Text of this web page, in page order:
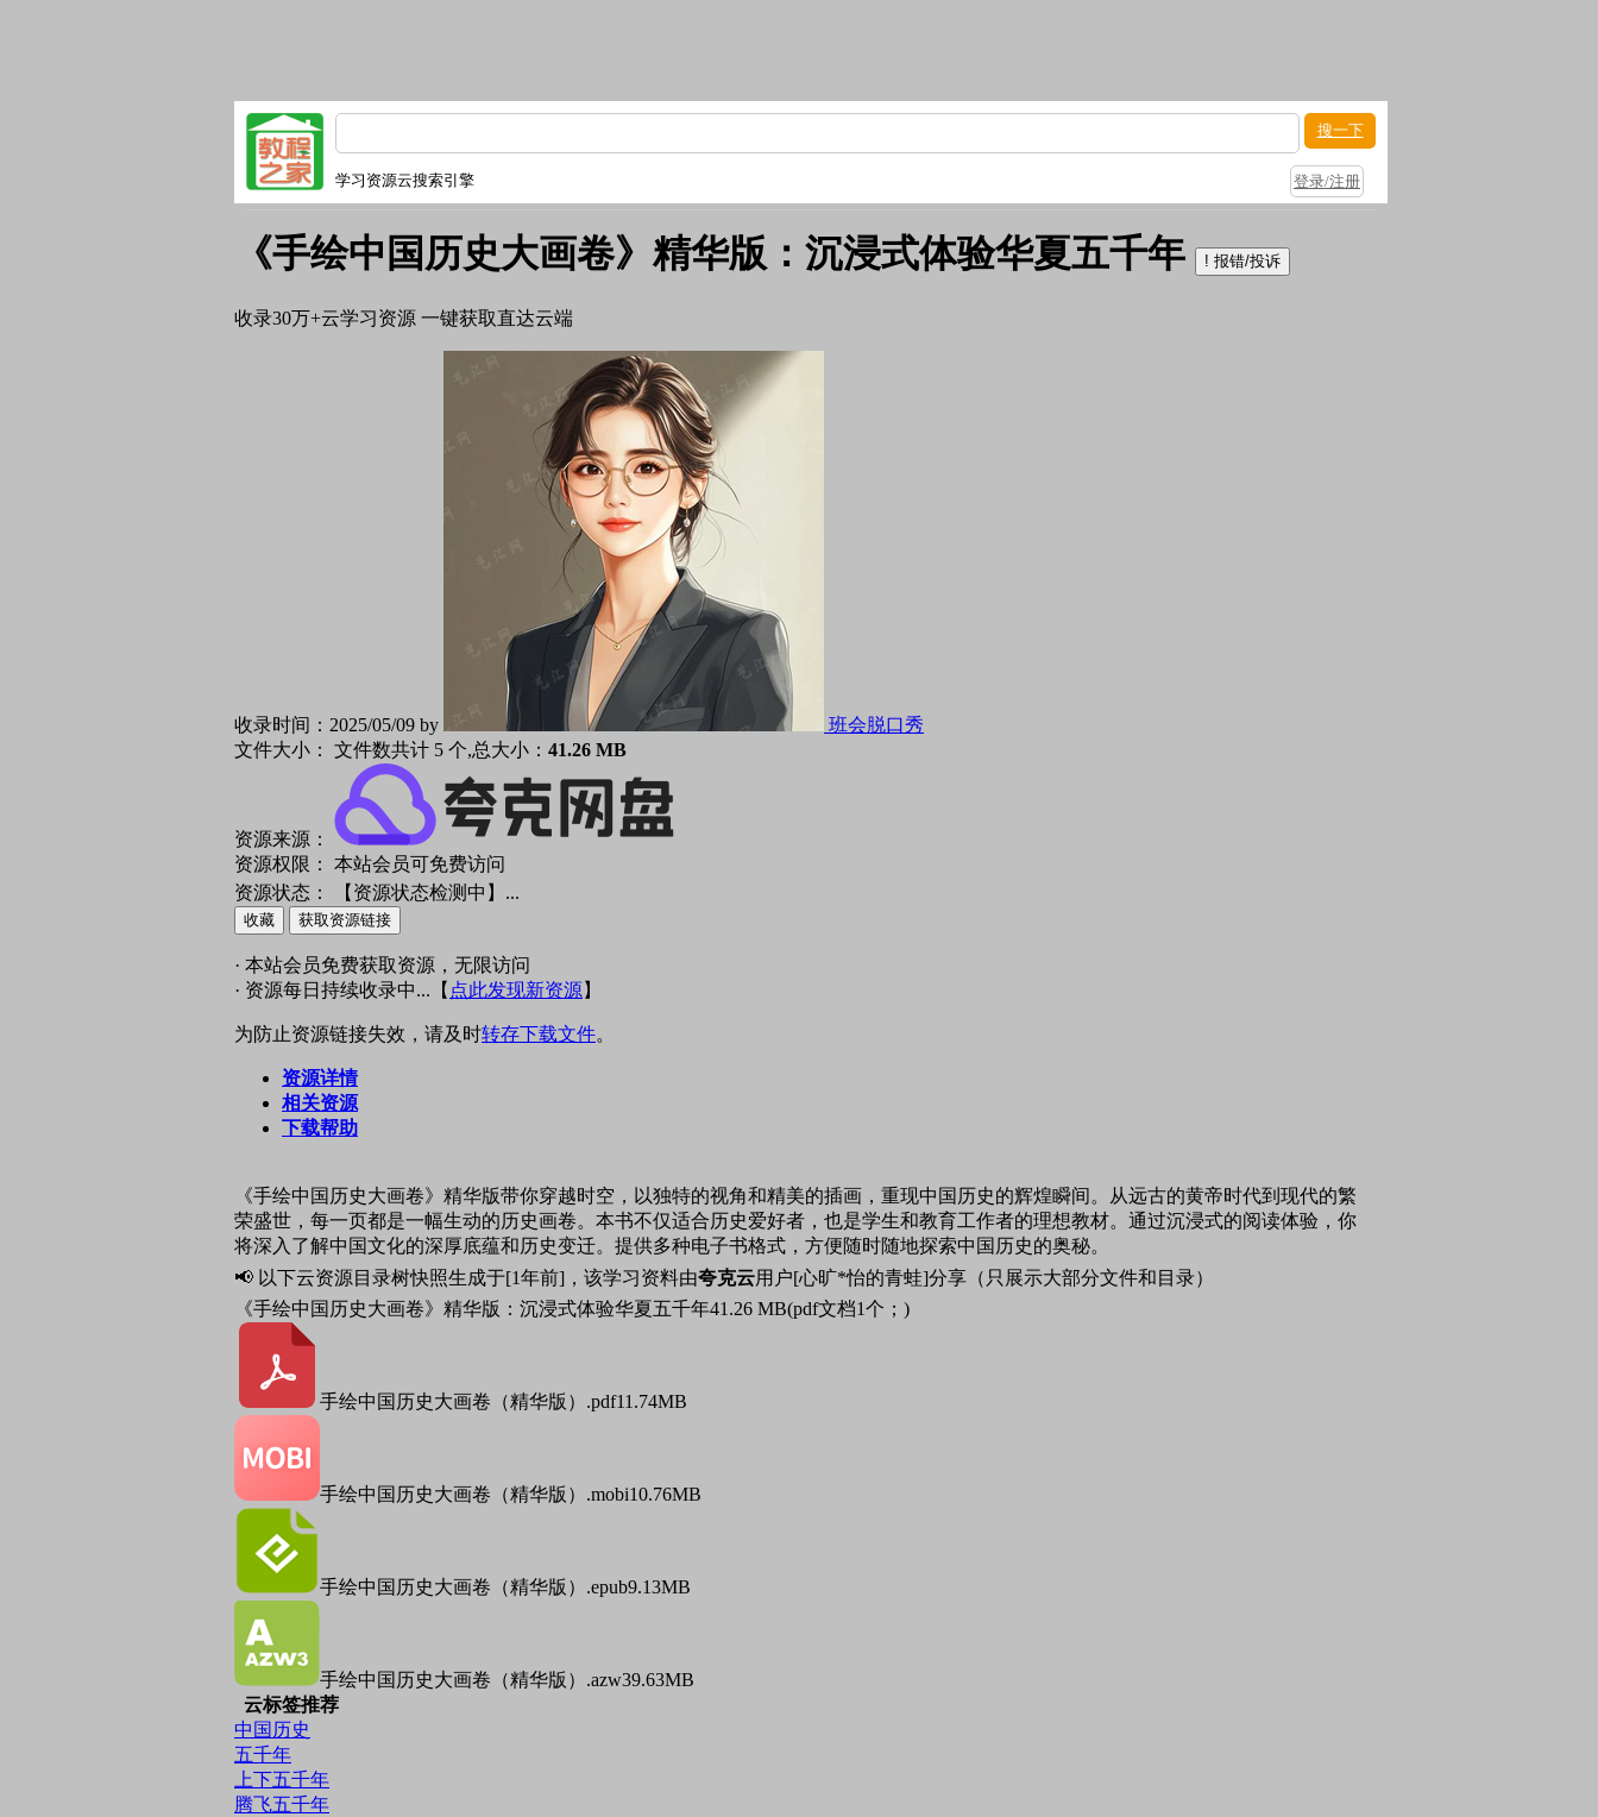
搜一下
学习资源云搜索引擎 登录/注册
《手绘中国历史大画卷》精华版：沉浸式体验华夏五千年 ! 报错/投诉
收录30万+云学习资源 一键获取直达云端
收录时间： 2025/05/09 by
班会脱口秀
文件大小：
文件数共计 5 个,总大小： 41.26 MB
资源来源：
资源权限：
本站会员可免费访问
资源状态：
【资源状态检测中】 ...
收藏 获取资源链接
· 本站会员免费获取资源，无限访问
· 资源每日持续收录中...【 点此发现新资源】
为防止资源链接失效，请及时转存下载文件。
资源详情
相关资源
下载帮助
《手绘中国历史大画卷》精华版带你穿越时空，以独特的视角和精美的插画，重现中国历史的辉煌瞬间。从远古的黄帝时代到现代的繁
荣盛世，每一页都是一幅生动的历史画卷。本书不仅适合历史爱好者，也是学生和教育工作者的理想教材。通过沉浸式的阅读体验，你
将深入了解中国文化的深厚底蕴和历史变迁。提供多种电子书格式，方便随时随地探索中国历史的奥秘。
📢 以下云资源目录树快照生成于[1年前]，该学习资料由夸克云用户[心旷*怡的青蛙]分享（只展示大部分文件和目录）
《手绘中国历史大画卷》精华版：沉浸式体验华夏五千年41.26 MB(pdf文档1个；)
手绘中国历史大画卷（精华版）.pdf11.74MB
手绘中国历史大画卷（精华版）.mobi10.76MB
手绘中国历史大画卷（精华版）.epub9.13MB
手绘中国历史大画卷（精华版）.azw39.63MB
云标签推荐
中国历史
五千年
上下五千年
腾飞五千年